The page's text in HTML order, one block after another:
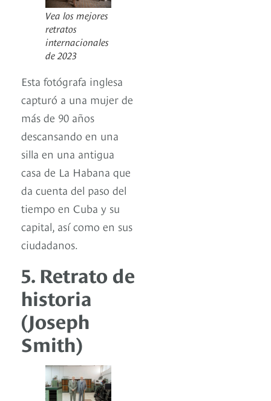
Vea los mejores
retratos
internacionales
de 2023
Esta fotógrafa inglesa
capturó a una mujer de
más de 90 años
descansando en una
silla en una antigua
casa de La Habana que
da cuenta del paso del
tiempo en Cuba y su
capital, así como en sus
ciudadanos.
5. Retrato de
historia
(Joseph
Smith)